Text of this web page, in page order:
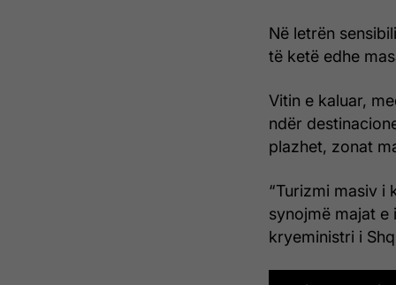
Në letrën
të ketë edhe
Vitin e kaluar,
ndër
plazhet, zonat
“Turizmi masiv i
synojmë majat e
kryeministri i